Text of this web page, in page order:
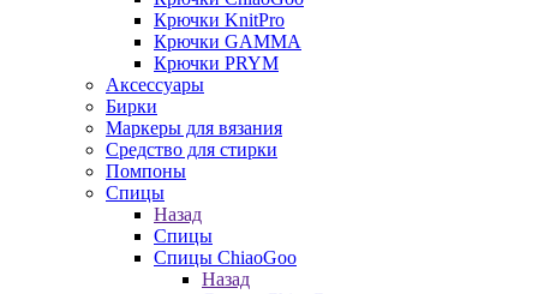
Крючки KnitPro
Крючки GAMMA
Крючки PRYM
Аксессуары
Бирки
Маркеры для вязания
Средство для стирки
Помпоны
Спицы
Назад
Спицы
Спицы ChiaoGoo
Назад